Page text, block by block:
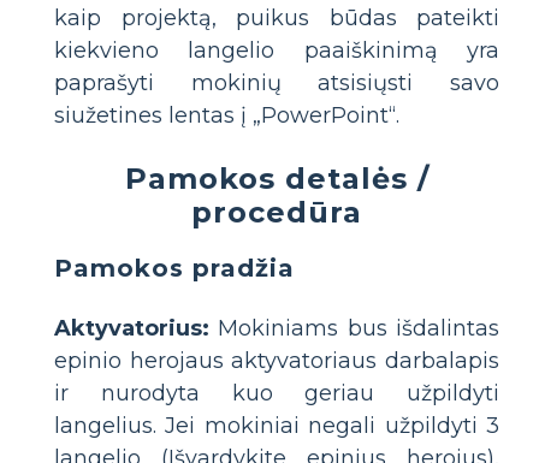
kaip projektą, puikus būdas pateikti
kiekvieno langelio paaiškinimą yra
paprašyti mokinių atsisiųsti savo
siužetines lentas į „PowerPoint“.
Pamokos detalės /
procedūra
Pamokos pradžia
Aktyvatorius: Mokiniams bus išdalintas
epinio herojaus aktyvatoriaus darbalapis
ir nurodyta kuo geriau užpildyti
langelius. Jei mokiniai negali užpildyti 3